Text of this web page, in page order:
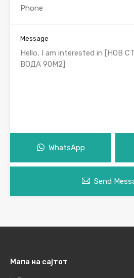
Message
WhatsApp
Send
Мапа на сајтот